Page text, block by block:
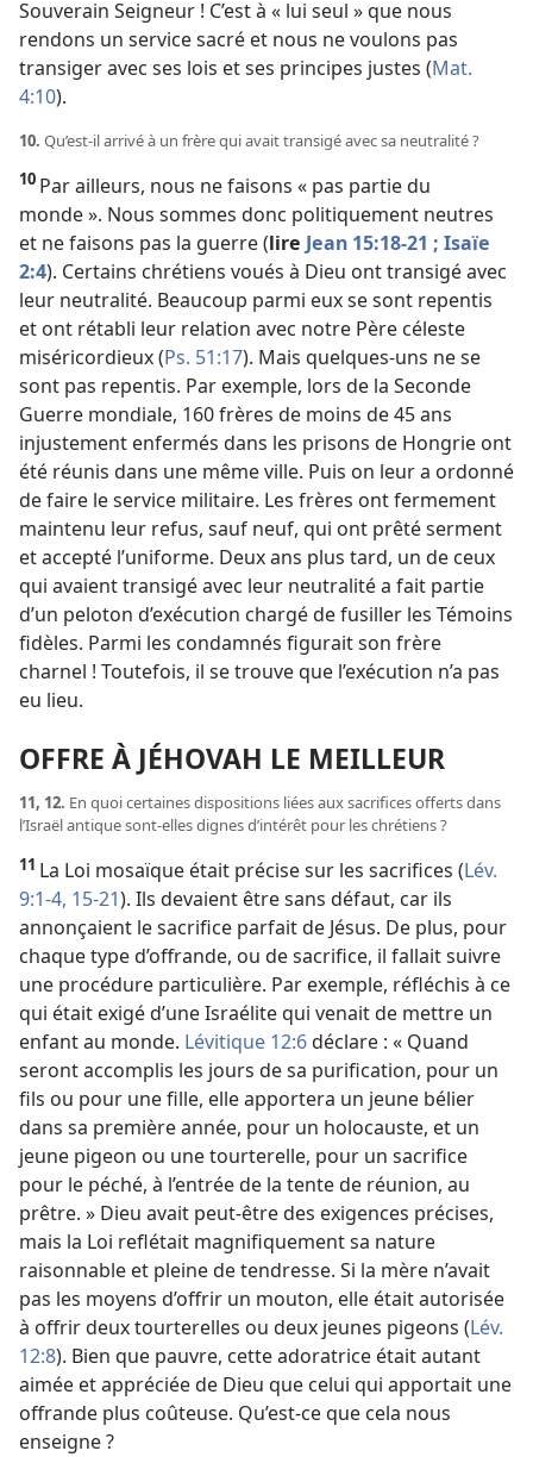
Souverain Seigneur ! C’est à « lui seul » que nous
rendons un service sacré et nous ne voulons pas
transiger avec ses lois et ses principes justes (Mat.
4:10).
10. Qu’est-​il arrivé à un frère qui avait transigé avec sa neutralité ?
10 Par ailleurs, nous ne faisons « pas partie du
monde ». Nous sommes donc politiquement neutres
et ne faisons pas la guerre (lire Jean 15:18-21 ; Isaïe
2:4). Certains chrétiens voués à Dieu ont transigé avec
leur neutralité. Beaucoup parmi eux se sont repentis
et ont rétabli leur relation avec notre Père céleste
miséricordieux (Ps. 51:17). Mais quelques-uns ne se
sont pas repentis. Par exemple, lors de la Seconde
Guerre mondiale, 160 frères de moins de 45 ans
injustement enfermés dans les prisons de Hongrie ont
été réunis dans une même ville. Puis on leur a ordonné
de faire le service militaire. Les frères ont fermement
maintenu leur refus, sauf neuf, qui ont prêté serment
et accepté l’uniforme. Deux ans plus tard, un de ceux
qui avaient transigé avec leur neutralité a fait partie
d’un peloton d’exécution chargé de fusiller les Témoins
fidèles. Parmi les condamnés figurait son frère
charnel ! Toutefois, il se trouve que l’exécution n’a pas
eu lieu.
OFFRE À JÉHOVAH LE MEILLEUR
11, 12. En quoi certaines dispositions liées aux sacrifices offerts dans
l’Israël antique sont-​elles dignes d’intérêt pour les chrétiens ?
11 La Loi mosaïque était précise sur les sacrifices (Lév.
9:1-4, 15-21). Ils devaient être sans défaut, car ils
annonçaient le sacrifice parfait de Jésus. De plus, pour
chaque type d’offrande, ou de sacrifice, il fallait suivre
une procédure particulière. Par exemple, réfléchis à ce
qui était exigé d’une Israélite qui venait de mettre un
enfant au monde. Lévitique 12:6déclare : « Quand
seront accomplis les jours de sa purification, pour un
fils ou pour une fille, elle apportera un jeune bélier
dans sa première année, pour un holocauste, et un
jeune pigeon ou une tourterelle, pour un sacrifice
pour le péché, à l’entrée de la tente de réunion, au
prêtre. » Dieu avait peut-être des exigences précises,
mais la Loi reflétait magnifiquement sa nature
raisonnable et pleine de tendresse. Si la mère n’avait
pas les moyens d’offrir un mouton, elle était autorisée
à offrir deux tourterelles ou deux jeunes pigeons (Lév.
12:8). Bien que pauvre, cette adoratrice était autant
aimée et appréciée de Dieu que celui qui apportait une
offrande plus coûteuse. Qu’est-​ce que cela nous
enseigne ?